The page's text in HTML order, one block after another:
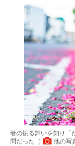
妻の振る舞いを知り「
問だった（
他の写